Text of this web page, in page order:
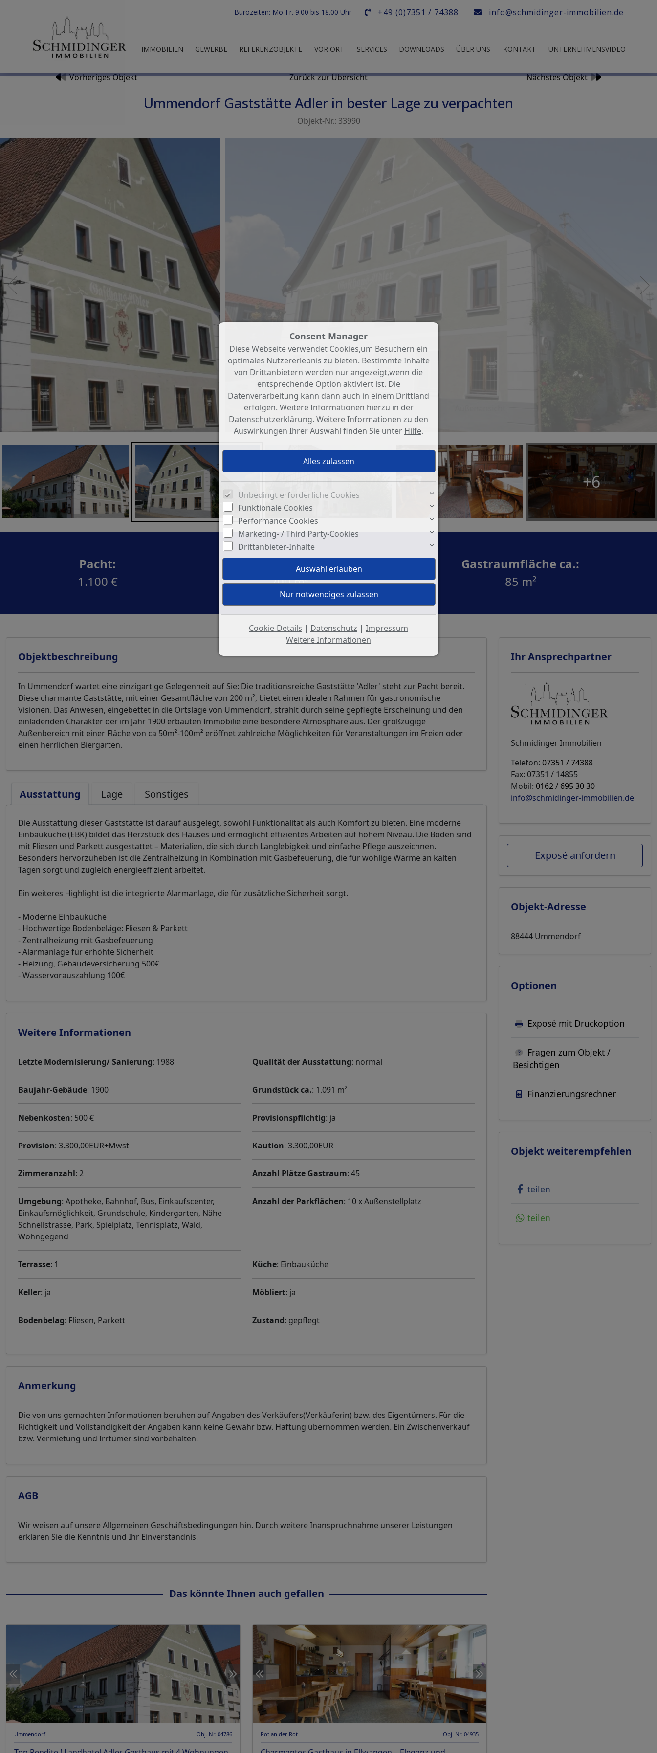
Bürozeiten: Mo-Fr. 9.00 bis 18.00 Uhr +49 (0)7351 / 74388 info@schmidinger-immobilien.de
IMMOBILIEN GEWERBE REFERENZOBJEKTE VOR ORT SERVICES DOWNLOADS ÜBER UNS KONTAKT UNTERNEHMENSVIDEO
Nächstes Objekt
Vorheriges Objekt Zurück zur Übersicht
Ummendorf Gaststätte Adler in bester Lage zu verpachten
Objekt-Nr.: 33990
Außenansicht
+6
Pacht:
1.100 €
Gesamtfläche ca.:
200 m²
Gastraumfläche ca.:
85 m²
Objektbeschreibung
In Ummendorf wartet eine einzigartige Gelegenheit auf Sie: Die traditionsreiche Gaststätte 'Adler' steht zur Pacht bereit.
Diese charmante Gaststätte, mit einer Gesamtfläche von 200 m², bietet einen idealen Rahmen für gastronomische
Visionen. Das Anwesen, eingebettet in die Ortslage von Ummendorf, strahlt durch seine gepflegte Erscheinung und den
einladenden Charakter der im Jahr 1900 erbauten Immobilie eine besondere Atmosphäre aus. Der großzügige
Außenbereich mit einer Fläche von ca 50m²-100m² eröffnet zahlreiche Möglichkeiten für Veranstaltungen im Freien oder
einen herrlichen Biergarten.
Ausstattung Lage Sonstiges
Die Ausstattung dieser Gaststätte ist darauf ausgelegt, sowohl Funktionalität als auch Komfort zu bieten. Eine moderne
Einbauküche (EBK) bildet das Herzstück des Hauses und ermöglicht effizientes Arbeiten auf hohem Niveau. Die Böden sind
mit Fliesen und Parkett ausgestattet – Materialien, die sich durch Langlebigkeit und einfache Pflege auszeichnen.
Besonders hervorzuheben ist die Zentralheizung in Kombination mit Gasbefeuerung, die für wohlige Wärme an kalten
Tagen sorgt und zugleich energieeffizient arbeitet.
Ein weiteres Highlight ist die integrierte Alarmanlage, die für zusätzliche Sicherheit sorgt.
- Moderne Einbauküche
- Hochwertige Bodenbeläge: Fliesen & Parkett
- Zentralheizung mit Gasbefeuerung
- Alarmanlage für erhöhte Sicherheit
- Heizung, Gebäudeversicherung 500€
- Wasservorauszahlung 100€
Weitere Informationen
Letzte Modernisierung/ Sanierung: 1988 Qualität der Ausstattung: normal
Baujahr-Gebäude: 1900 Grundstück ca.: 1.091 m²
Nebenkosten: 500 € Provisionspflichtig: ja
Provision: 3.300,00EUR+Mwst Kaution: 3.300,00EUR
Zimmeranzahl: 2 Anzahl Plätze Gastraum: 45
Umgebung: Apotheke, Bahnhof, Bus, Einkaufscenter,
Einkaufsmöglichkeit, Grundschule, Kindergarten, Nähe
Schnellstrasse, Park, Spielplatz, Tennisplatz, Wald,
Wohngegend
Anzahl der Parkflächen: 10 x Außenstellplatz
Terrasse: 1 Küche: Einbauküche
Keller: ja Möbliert: ja
Bodenbelag: Fliesen, Parkett Zustand: gepflegt
Anmerkung
Die von uns gemachten Informationen beruhen auf Angaben des Verkäufers(Verkäuferin) bzw. des Eigentümers. Für die
Richtigkeit und Vollständigkeit der Angaben kann keine Gewähr bzw. Haftung übernommen werden. Ein Zwischenverkauf
bzw. Vermietung und Irrtümer sind vorbehalten.
AGB
Wir weisen auf unsere Allgemeinen Geschäftsbedingungen hin. Durch weitere Inanspruchnahme unserer Leistungen
erklären Sie die Kenntnis und Ihr Einverständnis.
Das könnte Ihnen auch gefallen
Ummendorf Obj. Nr. 04786 Rot an der Rot Obj. Nr. 04935
Ihr Ansprechpartner
Schmidinger Immobilien
Telefon: 07351 / 74388
Fax: 07351 / 14855
Mobil: 0162 / 695 30 30
info@schmidinger-immobilien.de
Exposé anfordern
Objekt-Adresse
88444 Ummendorf
Optionen
Exposé mit Druckoption
Fragen zum Objekt /
Besichtigen
Finanzierungsrechner
Objekt weiterempfehlen
teilen
teilen
Consent Manager
Diese Webseite verwendet Cookies,um Besuchern ein
optimales Nutzererlebnis zu bieten. Bestimmte Inhalte
von Drittanbietern werden nur angezeigt,wenn die
entsprechende Option aktiviert ist. Die
Datenverarbeitung kann dann auch in einem Drittland
erfolgen. Weitere Informationen hierzu in der
Datenschutzerklärung. Weitere Informationen zu den
Auswirkungen Ihrer Auswahl finden Sie unter Hilfe.
Unbedingt erforderliche Cookies
Funktionale Cookies
Performance Cookies
Marketing- / Third Party-Cookies
Drittanbieter-Inhalte
Cookie-Details | Datenschutz | Impressum
Weitere Informationen
Um fortfahren zu können,müssen Sie eine
Erläuterung der verschiedenen Optionen und
Jedes Cookie wie z.B. Tracking- und Analytische-
sowie Drittanbieter-Inhalte.
Auswahl erlauben:
Es werden nur Drittanbieter-Inhalte oder die
Arten zugelassen die Sie in den Checkboxen
haben.
zugelassen und keine Drittanbieter-Inhalte.